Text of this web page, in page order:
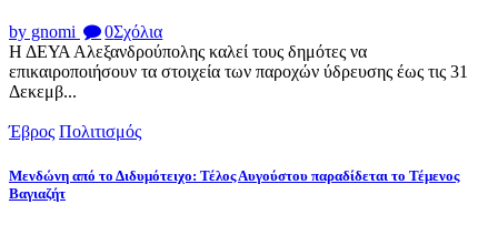
by gnomi 0Σχόλια
Η ΔΕΥΑ Αλεξανδρούπολης καλεί τους δημότες να
επικαιροποιήσουν τα στοιχεία των παροχών ύδρευσης έως τις 31
Δεκεμβ...
Έβρος Πολιτισμός
Μενδώνη από το Διδυμότειχο: Τέλος Αυγούστου παραδίδεται το Τέμενος
Βαγιαζήτ